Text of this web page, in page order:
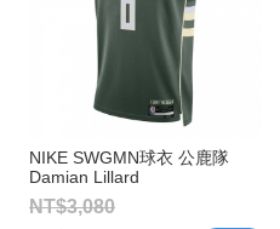
NIKE SWGMN球衣 公鹿隊
Damian Lillard
NT$3,080